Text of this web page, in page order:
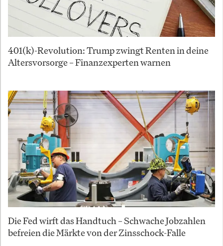
401(k)-Revolution: Trump zwingt Renten in deine
Altersvorsorge – Finanzexperten warnen
Die Fed wirft das Handtuch – Schwache Jobzahlen
befreien die Märkte von der Zinsschock-Falle